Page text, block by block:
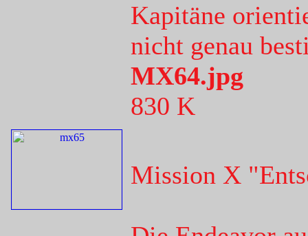
Kapitäne
nicht genau
MX64.jpg
830 K
Mission X